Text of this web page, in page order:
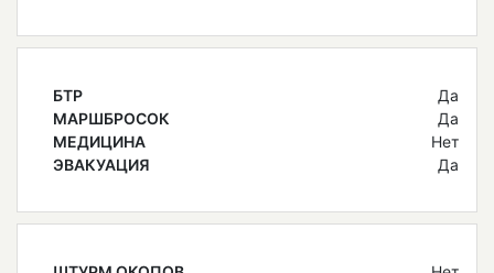
БТР
Да
МАРШБРОСОК
Да
МЕДИЦИНА
Нет
ЭВАКУАЦИЯ
Да